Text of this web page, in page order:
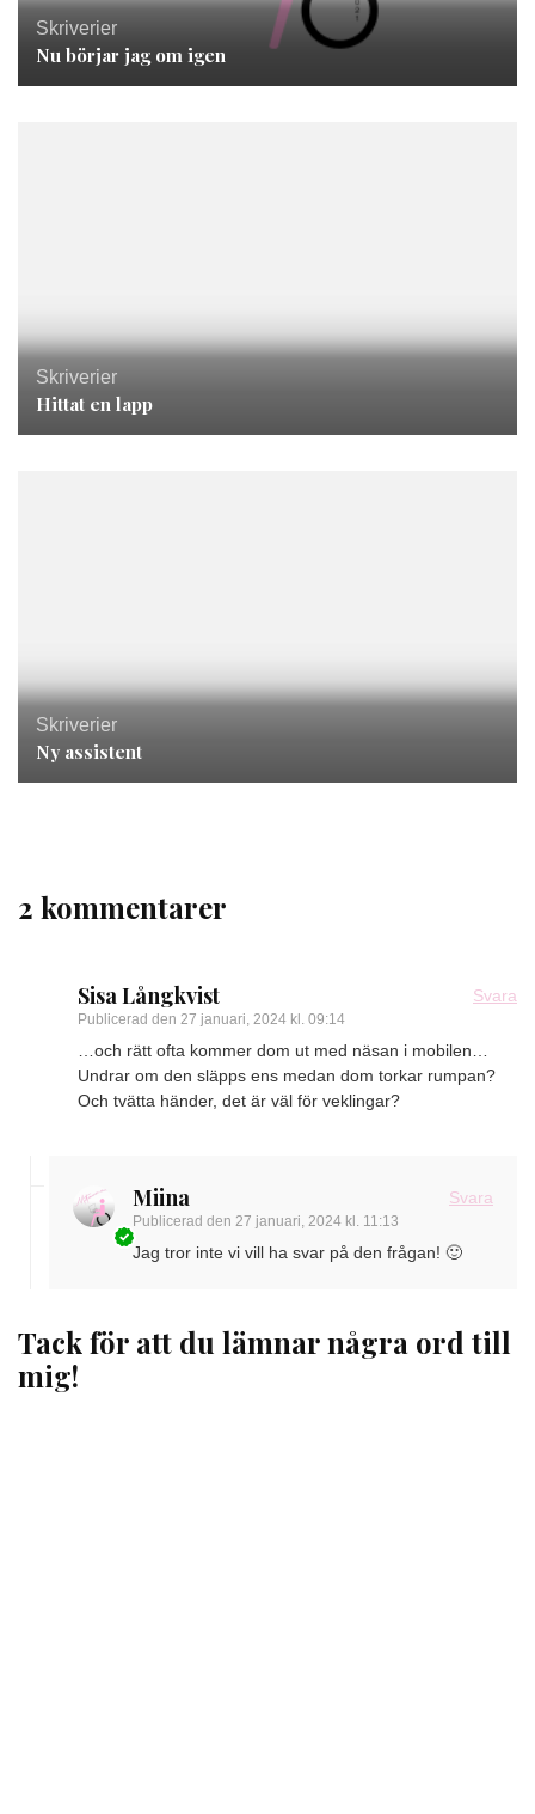
Skriverier
Nu börjar jag om igen
Skriverier
Hittat en lapp
Skriverier
Ny assistent
2 kommentarer
Sisa Långkvist
Publicerad den 27 januari, 2024 kl. 09:14
Svara
…och rätt ofta kommer dom ut med näsan i mobilen…
Undrar om den släpps ens medan dom torkar rumpan?
Och tvätta händer, det är väl för veklingar?
Miina
Publicerad den 27 januari, 2024 kl. 11:13
Svara
Jag tror inte vi vill ha svar på den frågan! 🙂
Tack för att du lämnar några ord till
mig!